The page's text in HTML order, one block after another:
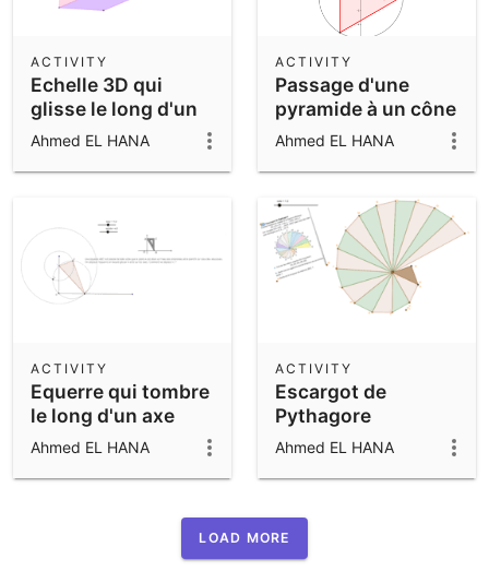
Echelle 3D qui
glisse le long d'un
mur
ACTIVITY
Ahmed EL HANA
Passage d'une
pyramide à un cône
ACTIVITY
Ahmed EL HANA
Equerre qui tombre
le long d'un axe
ACTIVITY
Ahmed EL HANA
Escargot de
Pythagore
ACTIVITY
Ahmed EL HANA
LOAD MORE